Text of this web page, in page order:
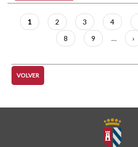
Paginación
Página
actual
1 Página
2 Página
3 Página
4
Página
8 Página
9 … ›
VOLVER